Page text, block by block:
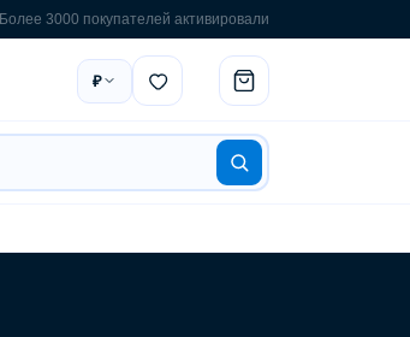
Более 3000 покупателей активировали
₽